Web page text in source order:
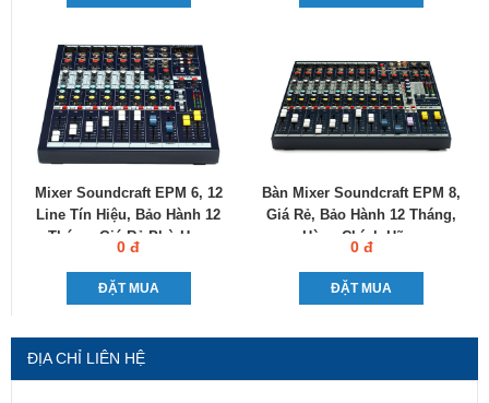
Mixer Soundcraft EPM 6, 12
Line Tín Hiệu, Bảo Hành 12
Tháng, Giá Rẻ Phù Hợp
0 đ
ĐẶT MUA
Bàn Mixer Soundcraft EPM 8,
Giá Rẻ, Bảo Hành 12 Tháng,
Hàng Chính Hãng
0 đ
ĐẶT MUA
ĐỊA CHỈ LIÊN HỆ